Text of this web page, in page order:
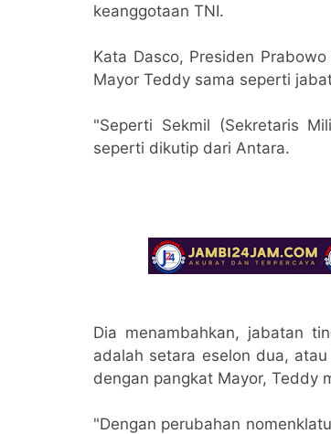
keanggotaan TNI.
Kata Dasco, Presiden
Mayor Teddy sama seperti
"Seperti Sekmil (Sekretaris
seperti dikutip dari Antara.
Dia menambahkan, jabatan
adalah setara eselon dua,
dengan pangkat Mayor, Teddy
"Dengan perubahan